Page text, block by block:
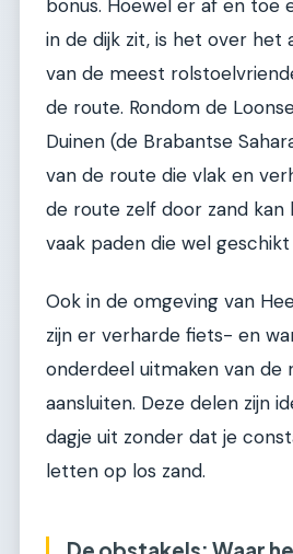
bonus. Hoewel er af en toe
in de dijk zit, is het over het
van de meest
de route. Rondom de
Duinen (de Brabantse
van de route die vlak en
de route zelf door zand kan
vaak paden die wel geschikt
Ook in de omgeving van
zijn er verharde fiets- en
onderdeel uitmaken van de
aansluiten. Deze delen zijn
dagje uit zonder dat je
letten op los zand.